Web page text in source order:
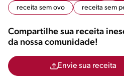
receita sem ovo receita sem
Compartilhe sua receita
da nossa comunidade!
Envie sua receita